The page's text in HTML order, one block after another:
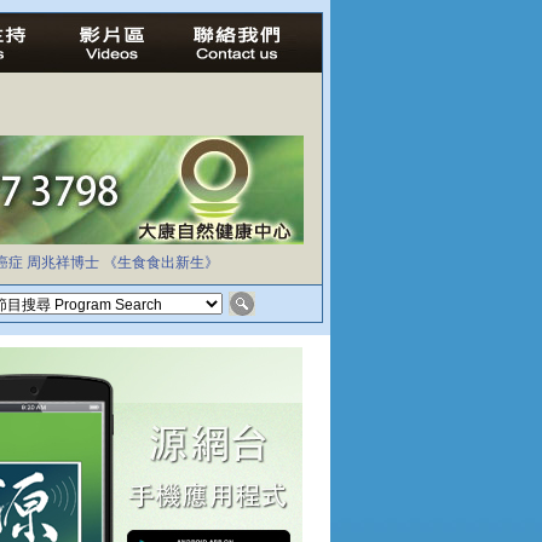
症 周兆祥博士 《生食食出新生》